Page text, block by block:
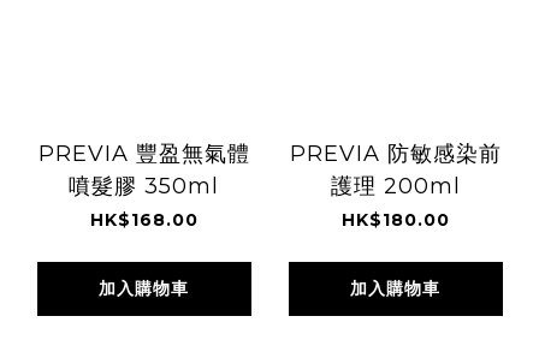
PREVIA 豐盈無氣體
噴髮膠 350ml
HK$168.00
加入購物車
PREVIA 防敏感染前
護理 200ml
HK$180.00
加入購物車